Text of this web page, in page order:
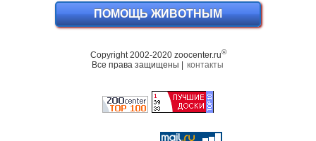
ПОМОЩЬ ЖИВОТНЫМ
Copyright 2002-2020 zoocenter.ru©
Все права защищены | контакты